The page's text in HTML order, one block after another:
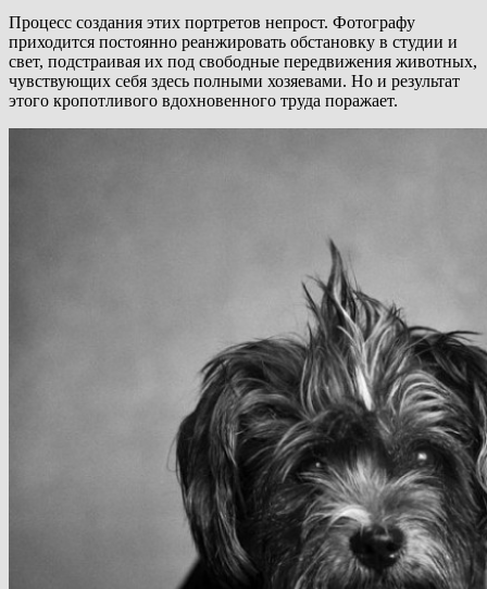
Процесс создания этих портретов непрост. Фотографу
приходится постоянно реанжировать обстановку в студии и
свет, подстраивая их под свободные передвижения животных,
чувствующих себя здесь полными хозяевами. Но и результат
этого кропотливого вдохновенного труда поражает.